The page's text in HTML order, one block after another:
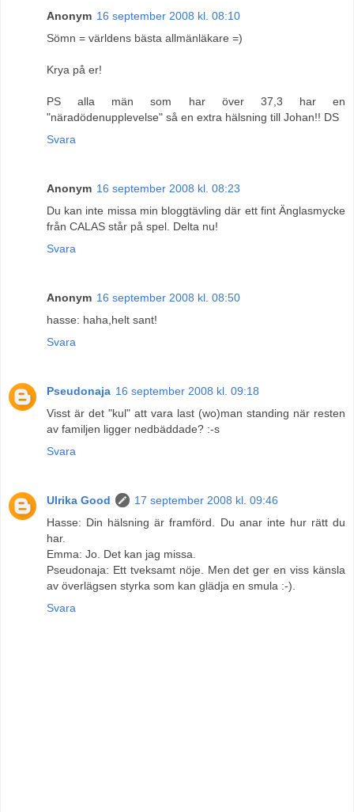
Anonym 16 september 2008 kl. 08:10
Sömn = världens bästa allmänläkare =)
Krya på er!
PS alla män som har över 37,3 har en
"näradödenupplevelse" så en extra hälsning till Johan!! DS
Svara
Anonym 16 september 2008 kl. 08:23
Du kan inte missa min bloggtävling där ett fint Änglasmycke
från CALAS står på spel. Delta nu!
Svara
Anonym 16 september 2008 kl. 08:50
hasse: haha,helt sant!
Svara
Pseudonaja 16 september 2008 kl. 09:18
Visst är det "kul" att vara last (wo)man standing när resten
av familjen ligger nedbäddade? :-s
Svara
Ulrika Good
17 september 2008 kl. 09:46
Hasse: Din hälsning är framförd. Du anar inte hur rätt du
har.
Emma: Jo. Det kan jag missa.
Pseudonaja: Ett tveksamt nöje. Men det ger en viss känsla
av överlägsen styrka som kan glädja en smula :-).
Svara